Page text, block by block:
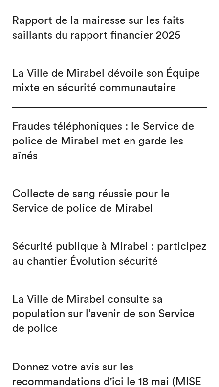
Rapport de la mairesse sur les faits
saillants du rapport financier 2025
La Ville de Mirabel dévoile son Équipe
mixte en sécurité communautaire
Fraudes téléphoniques : le Service de
police de Mirabel met en garde les
aînés
Collecte de sang réussie pour le
Service de police de Mirabel
Sécurité publique à Mirabel : participez
au chantier Évolution sécurité
La Ville de Mirabel consulte sa
population sur l’avenir de son Service
de police
Donnez votre avis sur les
recommandations d'ici le 18 mai (MISE